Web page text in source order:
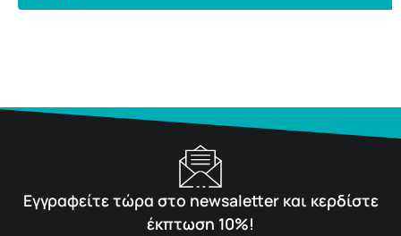
Εγγραφείτε τώρα στο newsaletter και κερδίστε
έκπτωση 10%!